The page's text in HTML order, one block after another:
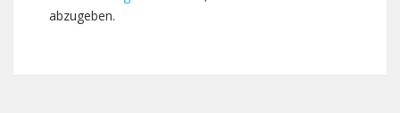
abzugeben.